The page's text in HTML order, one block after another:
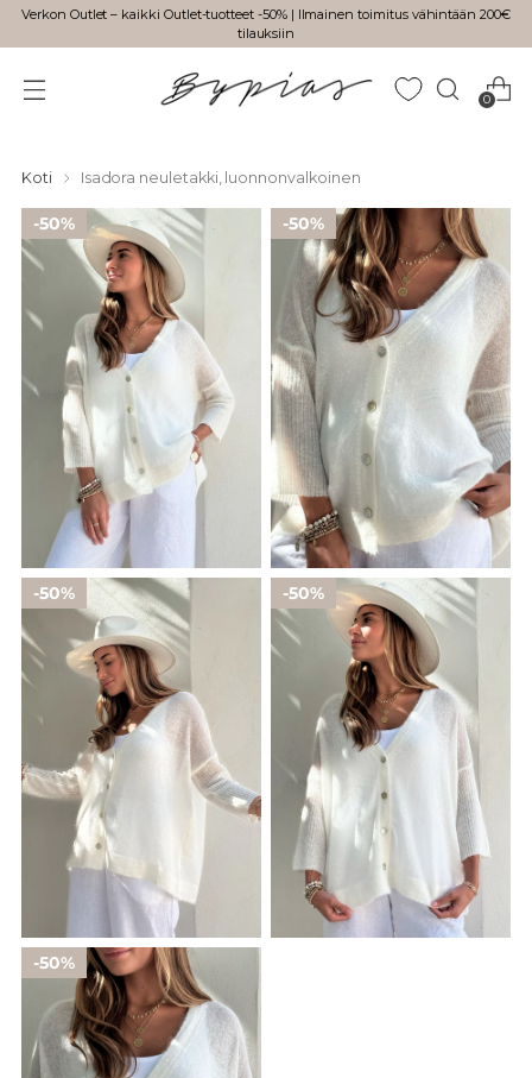
Verkon Outlet – kaikki Outlet-tuotteet -50% | Ilmainen toimitus vähintään 200€
tilauksiin
0
Koti Isadora neuletakki, luonnonvalkoinen
50% 50%
50% 50%
50%